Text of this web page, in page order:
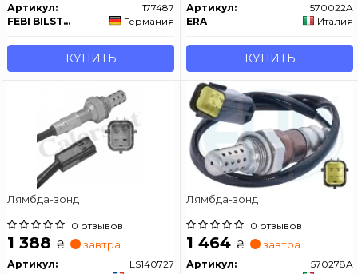
Артикул:
177487
FEBI BILSTEIN
Германия
КУПИТЬ
Артикул:
570022A
ERA
Италия
КУПИТЬ
Лямбда-зонд
0 отзывов
1 388 ₴ завтра
Артикул:
LS140727
Лямбда-зонд
0 отзывов
1 464 ₴ завтра
Артикул:
570278A